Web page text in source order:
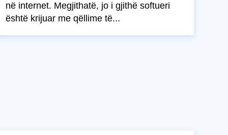
në internet. Megjithatë, jo i gjithë softueri
është krijuar me qëllime të...